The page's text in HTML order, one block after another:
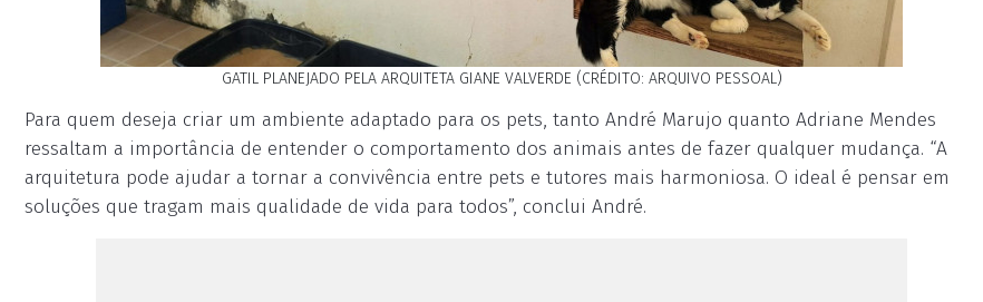
GATIL PLANEJADO PELA ARQUITETA GIANE VALVERDE (CRÉDITO: ARQUIVO PESSOAL)
Para quem deseja criar um ambiente adaptado para os pets, tanto André Marujo quanto Adriane Mendes
ressaltam a importância de entender o comportamento dos animais antes de fazer qualquer mudança. “A
arquitetura pode ajudar a tornar a convivência entre pets e tutores mais harmoniosa. O ideal é pensar em
soluções que tragam mais qualidade de vida para todos”, conclui André.